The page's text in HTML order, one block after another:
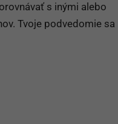
s inými alebo
Tvoje podvedomie sa